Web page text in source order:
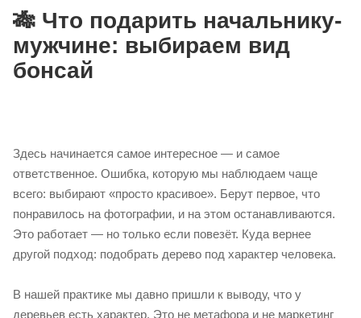
🎋 Что подарить начальнику-
мужчине: выбираем вид
бонсай
Здесь начинается самое интересное — и самое
ответственное. Ошибка, которую мы наблюдаем чаще
всего: выбирают «просто красивое». Берут первое, что
понравилось на фотографии, и на этом останавливаются.
Это работает — но только если повезёт. Куда вернее
другой подход: подобрать дерево под характер человека.
В нашей практике мы давно пришли к выводу, что у
деревьев есть характер. Это не метафора и не маркетинг